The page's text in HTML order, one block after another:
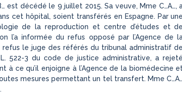
est décédé le 9 juillet 2015. Sa veuve, Mme C…A…,
cet hôpital, soient transférés en Espagne. Par une
de la reproduction et centre d’études et de
l’a informée du refus opposé par l’Agence de
le juge des référés du tribunal administratif de
522-3 du code de justice administrative, a rejeté
ce qu’il enjoigne à l’Agence de la biomédecine
mesures permettant un tel transfert. Mme C…A…